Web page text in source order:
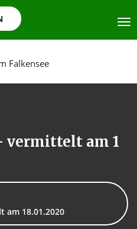
vermittelt am 1
am 18.01.2020